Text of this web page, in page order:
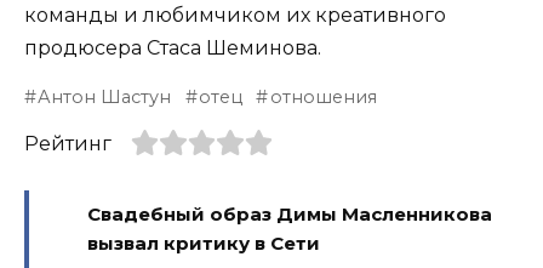
команды и любимчиком их креативного
продюсера Стаса Шеминова.
Антон Шастун отец отношения
Рейтинг
Свадебный образ Димы Масленникова
вызвал критику в Сети